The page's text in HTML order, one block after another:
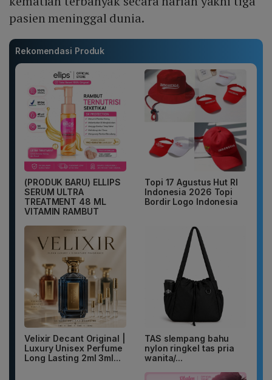
pasien meninggal dunia.
Rekomendasi Produk
(PRODUK BARU) ELLIPS
SERUM ULTRA
TREATMENT 48 ML
VITAMIN RAMBUT
Topi 17 Agustus Hut RI
Indonesia 2026 Topi
Bordir Logo Indonesia
Velixir Decant Original |
Luxury Unisex Perfume
Long Lasting 2ml 3ml...
TAS slempang bahu
nylon ringkel tas pria
wanita/...